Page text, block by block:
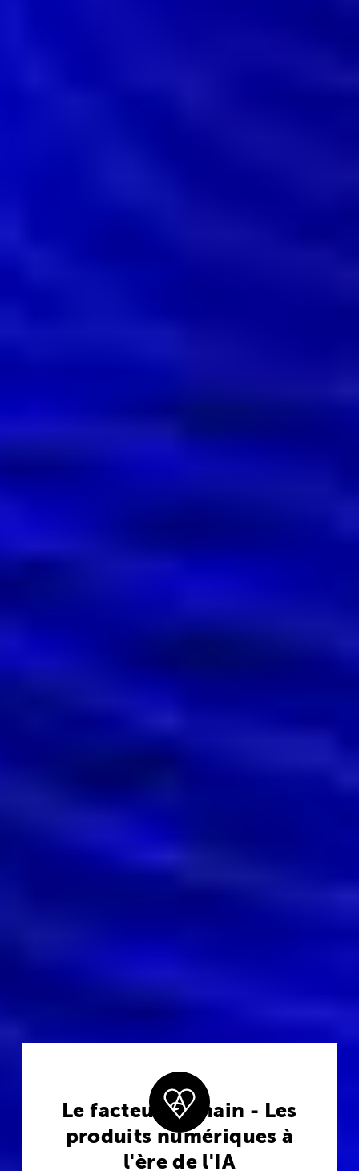
Le facteur humain - Les
produits numériques à
l'ère de l'IA